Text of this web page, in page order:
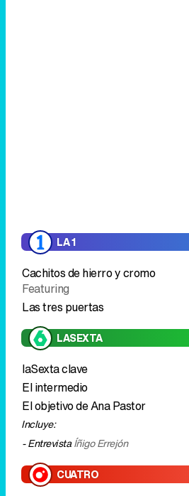
LA 1
Cachitos de hierro y cromo
Featuring
Las tres puertas
LASEXTA
laSexta clave
El intermedio
El objetivo de Ana Pastor
Incluye:
- EntrevistaÍñigo Errejón
CUATRO